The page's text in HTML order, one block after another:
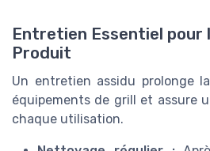
Entretien Essentiel pour
Produit
Un entretien assidu prolonge
équipements de grill et assure
chaque utilisation.